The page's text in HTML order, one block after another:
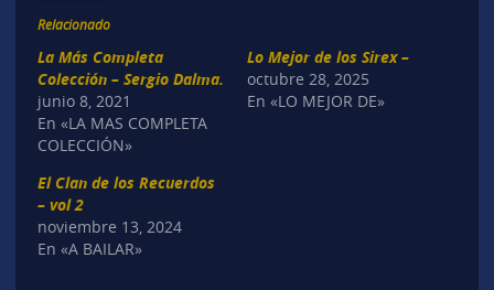
Relacionado
La Más Completa
Colección – Sergio Dalma.
junio 8, 2021
En «LA MAS COMPLETA
COLECCIÓN»
Lo Mejor de los Sirex –
octubre 28, 2025
En «LO MEJOR DE»
El Clan de los Recuerdos
– vol 2
noviembre 13, 2024
En «A BAILAR»